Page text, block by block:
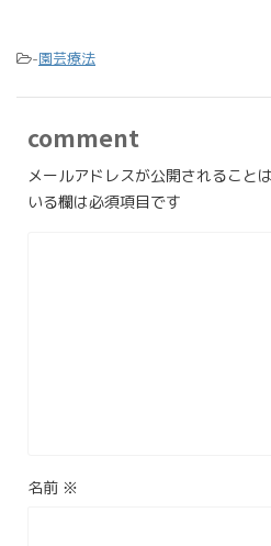
-園芸療法
comment
メールアドレスが公開されること
いる欄は必須項目です
名前 ※